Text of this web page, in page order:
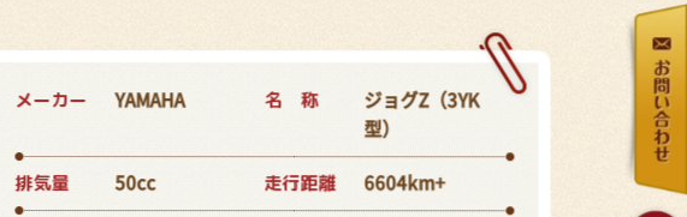
メーカー YAMAHA 名 称 ジョグZ（3YK
型）
排気量 50cc 走行距離 6604km+